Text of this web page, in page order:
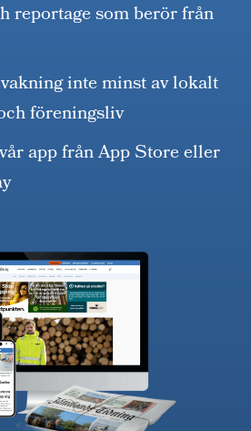
reportage som berör från
inte minst av lokalt
föreningsliv
app från App Store eller